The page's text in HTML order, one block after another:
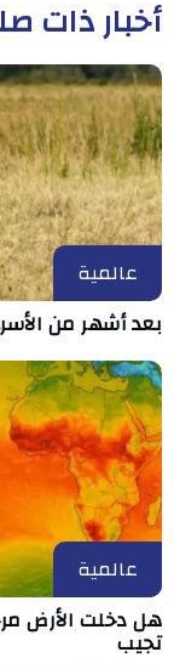
أخبار ذات
عالمية
بعد أشهر من
عالمية
هل دخلت الأرض
تجيب